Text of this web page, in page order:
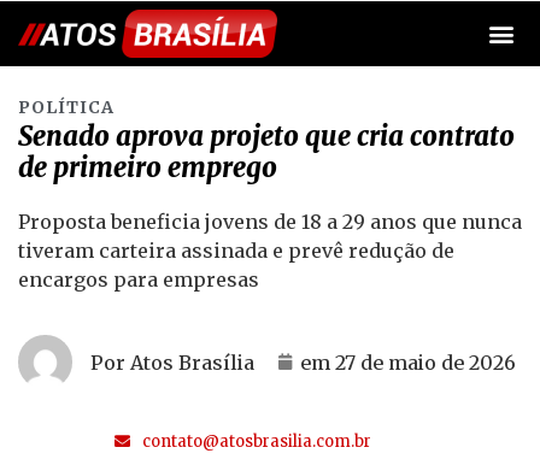
POLÍTICA
Senado aprova projeto que cria contrato
de primeiro emprego
Proposta beneficia jovens de 18 a 29 anos que nunca
tiveram carteira assinada e prevê redução de
encargos para empresas
Por Atos Brasília em 27 de maio de 2026
contato@atosbrasilia.com.br